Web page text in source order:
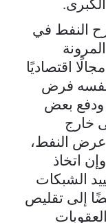
النفط في
اقتصاديًا
نفسه فرض
ودفع بعض
خارج
عرض النفط،
اتخاذ
الشبكات
إلى تقليص